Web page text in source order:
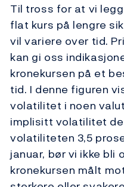
Til tross for at vi
flat kurs på lengre
vil variere over tid.
kan gi oss
kronekursen på et
tid. I denne figuren
volatilitet i noen
implisitt volatilitet
volatiliteten 3,5
januar, bør vi ikke bli
kronekursen målt